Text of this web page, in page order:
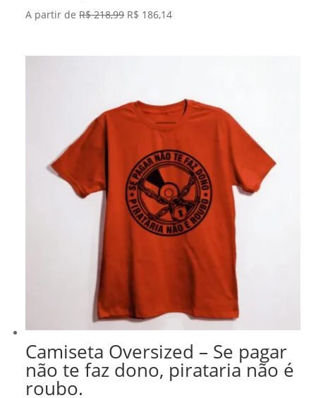
A partir deR$218,99 O
R$ 186,14O
Camiseta Oversized – Se pagar
não te faz dono, pirataria não é
roubo.